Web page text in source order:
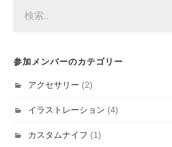
索:
参加メンバーのカテゴリー
アクセサリー (2)
イラストレーション (4)
カスタムナイフ (1)